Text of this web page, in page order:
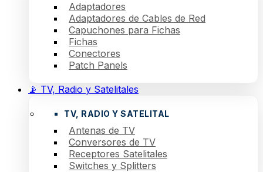
Adaptadores
Adaptadores de Cables de Red
Capuchones para Fichas
Fichas
Conectores
Patch Panels
📡 TV, Radio y Satelitales
TV, RADIO Y SATELITAL
Antenas de TV
Conversores de TV
Receptores Satelitales
Switches y Splitters